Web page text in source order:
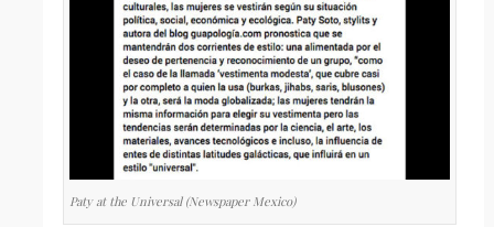
Paty at the Universal (Newspaper Mexico)